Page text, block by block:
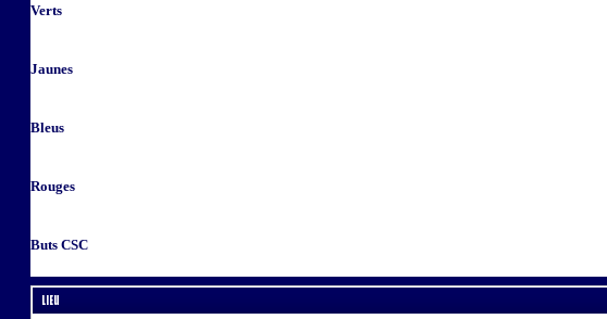
Verts
Jaunes
Bleus
Rouges
Buts CSC
Lieu